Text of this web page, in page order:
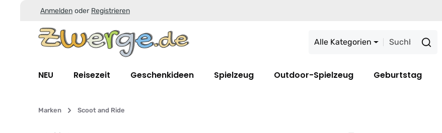
Zum Hauptinhalt springen
Zur Suche springen
Zur Hauptnavigation springen
Anmelden oder Registrieren
Alle Kategorien
NEU Reisezeit Geschenkideen Spielzeug Outdoor-Spielzeug Geburtstag
Marken Scoot and Ride